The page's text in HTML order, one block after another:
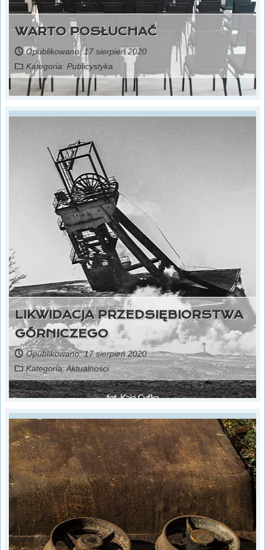
WARTO POSŁUCHAĆ
Opublikowano: 17 sierpień 2020
Kategoria: Publicystyka
LIKWIDACJA PRZEDSIĘBIORSTWA
GÓRNICZEGO
Opublikowano: 17 sierpień 2020
Kategoria:Aktualności